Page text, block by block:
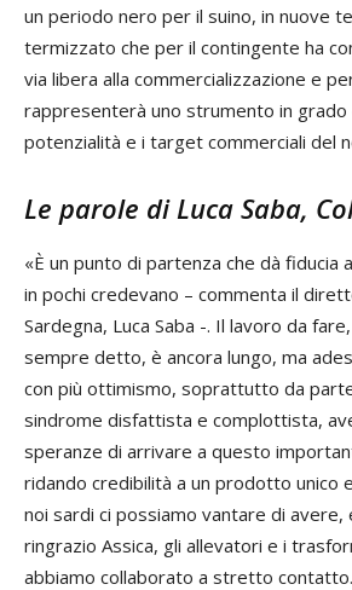
un periodo nero per il suino, in nuove
termizzato che per il contingente ha
via libera alla commercializzazione e
rappresenterà uno strumento in
potenzialità e i target commerciali del
Le parole di Luca Saba,
«È un punto di partenza che dà fiducia
in pochi credevano – commenta il
Sardegna, Luca Saba -. Il lavoro da
sempre detto, è ancora lungo, ma
con più ottimismo, soprattutto da
sindrome disfattista e complottista,
speranze di arrivare a questo
ridando credibilità a un prodotto unico
noi sardi ci possiamo vantare di
ringrazio Assica, gli allevatori e i
abbiamo collaborato a stretto